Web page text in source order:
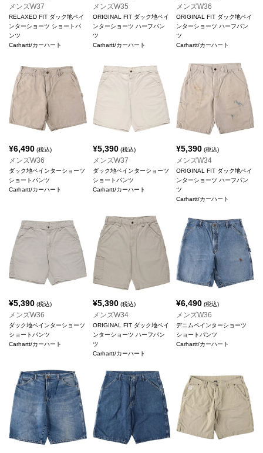
メンズW37
RELAXED FIT ダック地ペイ
ンターショーツ ショートパ
ンツ
Carhartt/カーハート
メンズW35
ORIGINAL FIT ダック地ペイ
ンターショーツ ハーフパン
ツ
Carhartt/カーハート
メンズW36
ORIGINAL FIT ダック地ペイ
ンターショーツ ハーフパン
ツ
Carhartt/カーハート
¥6,490 (税込)
メンズW36
ダック地ペインターショーツ
ショートパンツ
Carhartt/カーハート
¥5,390(税込)
メンズW37
ダック地ペインターショーツ
ショートパンツ
Carhartt/カーハート
¥5,390 (税込)
メンズW34
ORIGINAL FIT ダック地ペイ
ンターショーツ ハーフパン
ツ
Carhartt/カーハート
¥5,390 (税込)
メンズW36
ダック地ペインターショーツ
ショートパンツ
Carhartt/カーハート
¥5,390(税込)
メンズW34
ORIGINAL FIT ダック地ペイ
ンターショーツ ハーフパン
ツ
Carhartt/カーハート
¥6,490 (税込)
メンズW36
デニムペインターショーツ
ショートパンツ
Carhartt/カーハート